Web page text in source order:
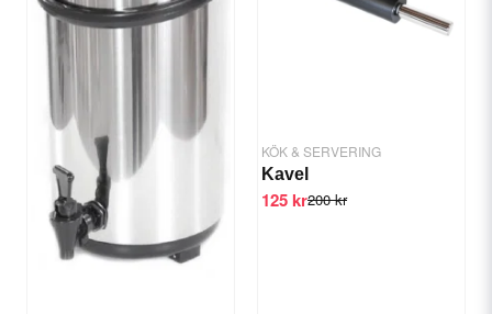
KÖK & SERVERING
Kavel
200 kr
125 kr
Yes, you can publish my question.
Send question